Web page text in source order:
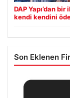
DAP Yapı’dan
kendi kendini
Son Eklenen